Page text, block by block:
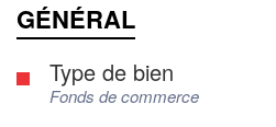
GÉNÉRAL
Type de bien
Fonds de commerce